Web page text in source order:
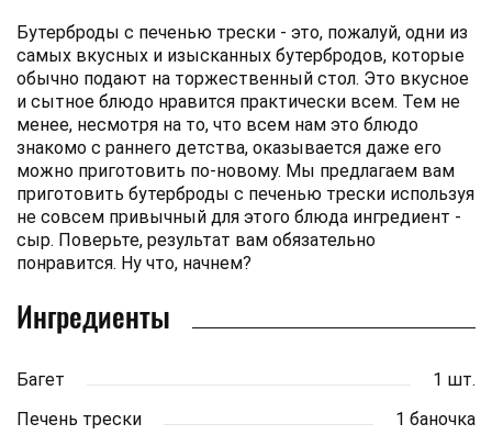
Бутерброды с печенью трески - это, пожалуй, одни из
самых вкусных и изысканных бутербродов, которые
обычно подают на торжественный стол. Это вкусное
и сытное блюдо нравится практически всем. Тем не
менее, несмотря на то, что всем нам это блюдо
знакомо с раннего детства, оказывается даже его
можно приготовить по-новому. Мы предлагаем вам
приготовить бутерброды с печенью трески используя
не совсем привычный для этого блюда ингредиент -
сыр. Поверьте, результат вам обязательно
понравится. Ну что, начнем?
Ингредиенты
Багет
1 шт.
Печень трески
1 баночка